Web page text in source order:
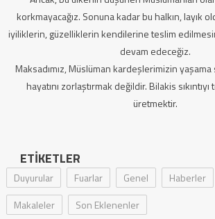
korkmayacağız. Sonuna kadar bu halkın, layık
iyiliklerin, güzelliklerin kendilerine teslim
devam edeceğiz.
Maksadımız, Müslüman kardeşlerimizin
hayatını zorlaştırmak değildir. Bilakis
üretmektir.
ETIKETLER
Duyurular Fuarlar Genel Haberler
Makaleler
Son Eklenenler